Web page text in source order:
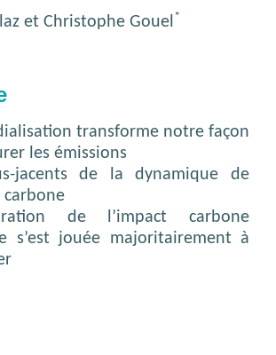
et Christophe Gouel*
transforme notre façon
les émissions
jacents de la dynamique de
carbone
de l’impact carbone
s’est jouée majoritairement à